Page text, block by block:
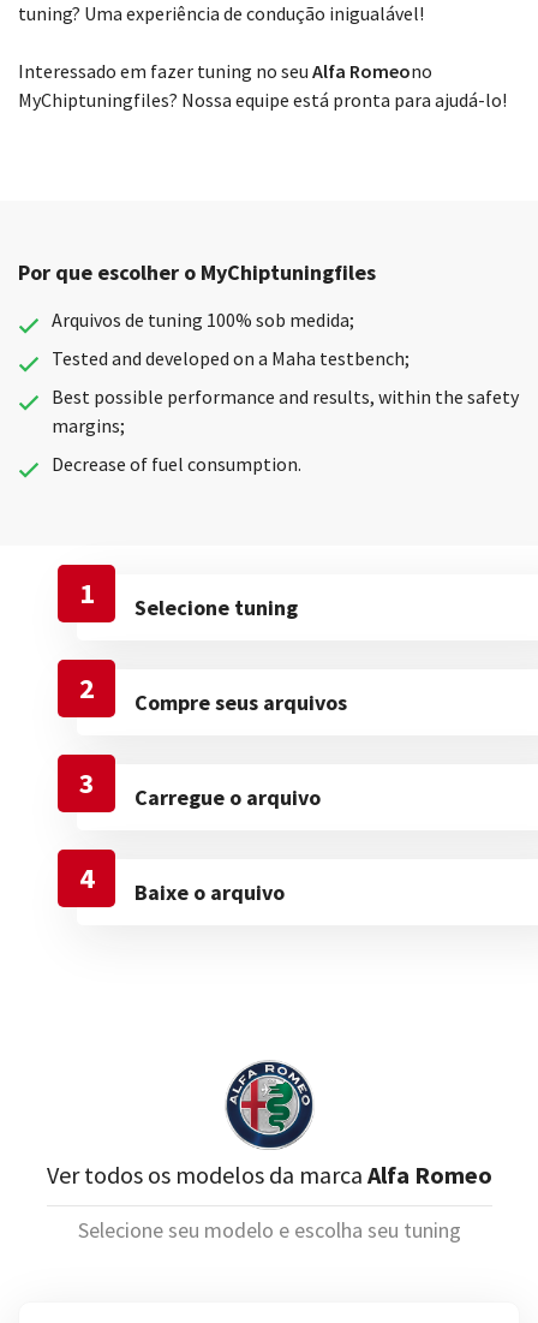
tuning? Uma experiência de condução inigualável!
Interessado em fazer tuning no seu Alfa Romeono
MyChiptuningfiles? Nossa equipe está pronta para ajudá-lo!
Por que escolher o MyChiptuningfiles
Arquivos de tuning 100% sob medida;
Tested and developed on a Maha testbench;
Best possible performance and results, within the safety
margins;
Decrease of fuel consumption.
1 Selecione tuning
2 Compre seus arquivos
3 Carregue o arquivo
4 Baixe o arquivo
Ver todos os modelos da marca Alfa Romeo
Selecione seu modelo e escolha seu tuning